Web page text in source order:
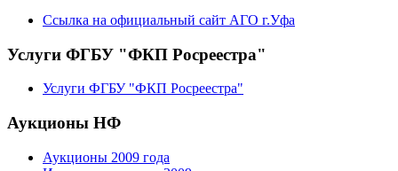
Ссылка на официальный сайт АГО г.Уфа
Услуги ФГБУ "ФКП Росреестра"
Услуги ФГБУ "ФКП Росреестра"
Аукционы НФ
Аукционы 2009 года